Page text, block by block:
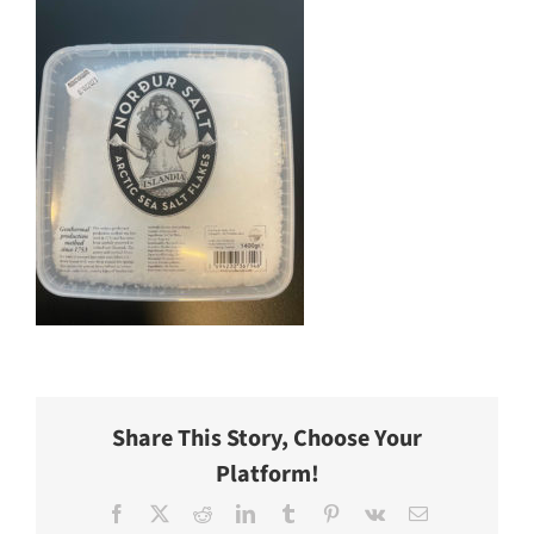
Share This Story, Choose Your
Platform!
Facebook RedditLinkedInTumblr Pinterest
Vk
E-